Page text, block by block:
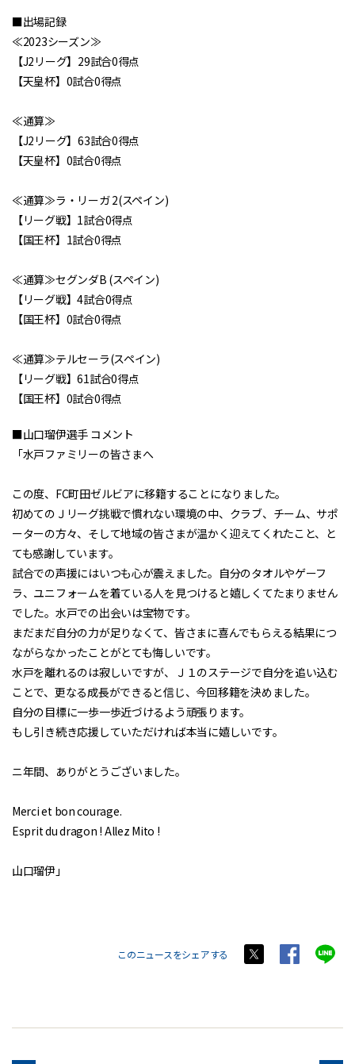
■出場記録
≪2023シーズン≫
【J2リーグ】29試合0得点
【天皇杯】0試合0得点
≪通算≫
【J2リーグ】63試合0得点
【天皇杯】0試合0得点
≪通算≫ラ・リーガ 2(スペイン)
【リーグ戦】1試合0得点
【国王杯】1試合0得点
≪通算≫セグンダB (スペイン)
【リーグ戦】4試合0得点
【国王杯】0試合0得点
≪通算≫テルセーラ(スペイン)
【リーグ戦】61試合0得点
【国王杯】0試合0得点
■山口瑠伊選手 コメント
「水戸ファミリーの皆さまへ
この度、FC町田ゼルビアに移籍することになりました。
初めてのＪリーグ挑戦で慣れない環境の中、クラブ、チーム、サポ
ーターの方々、そして地域の皆さまが温かく迎えてくれたこと、と
ても感謝しています。
試合での声援にはいつも心が震えました。自分のタオルやゲーフ
ラ、ユニフォームを着ている人を見つけると嬉しくてたまりません
でした。水戸での出会いは宝物です。
まだまだ自分の力が足りなくて、皆さまに喜んでもらえる結果につ
ながらなかったことがとても悔しいです。
水戸を離れるのは寂しいですが、Ｊ１のステージで自分を追い込む
ことで、更なる成長ができると信じ、今回移籍を決めました。
自分の目標に一歩一歩近づけるよう頑張ります。
もし引き続き応援していただければ本当に嬉しいです。
ニ年間、ありがとうございました。
Merci et bon courage.
Esprit du dragon ! Allez Mito !
山口瑠伊」
このニュースをシェアする